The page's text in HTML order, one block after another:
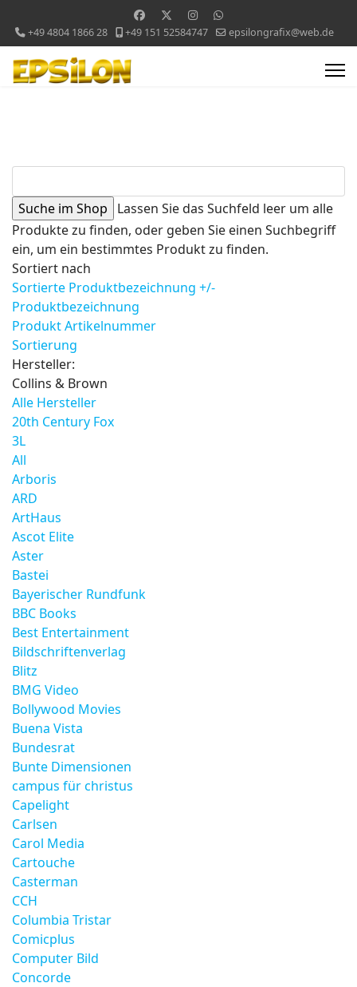
+49 4804 1866 28 +49 151 52584747 epsilongrafix@web.de
Lassen Sie das Suchfeld leer um alle
Produkte zu finden, oder geben Sie einen Suchbegriff
ein, um ein bestimmtes Produkt zu finden.
Sortiert nach
Sortierte Produktbezeichnung +/-
Produktbezeichnung
Produkt Artikelnummer
Sortierung
Hersteller:
Collins & Brown
Alle Hersteller
20th Century Fox
3L
All
Arboris
ARD
ArtHaus
Ascot Elite
Aster
Bastei
Bayerischer Rundfunk
BBC Books
Best Entertainment
Bildschriftenverlag
Blitz
BMG Video
Bollywood Movies
Buena Vista
Bundesrat
Bunte Dimensionen
campus für christus
Capelight
Carlsen
Carol Media
Cartouche
Casterman
CCH
Columbia Tristar
Comicplus
Computer Bild
Concorde